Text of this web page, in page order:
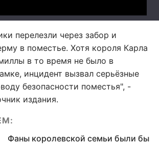
перелезли через забор и
в поместье. Хотя короля Карла
в то время не было в
инцидент вызвал серьёзные
безопасности поместья", -
издания.
Фаны королевской семьи были бы